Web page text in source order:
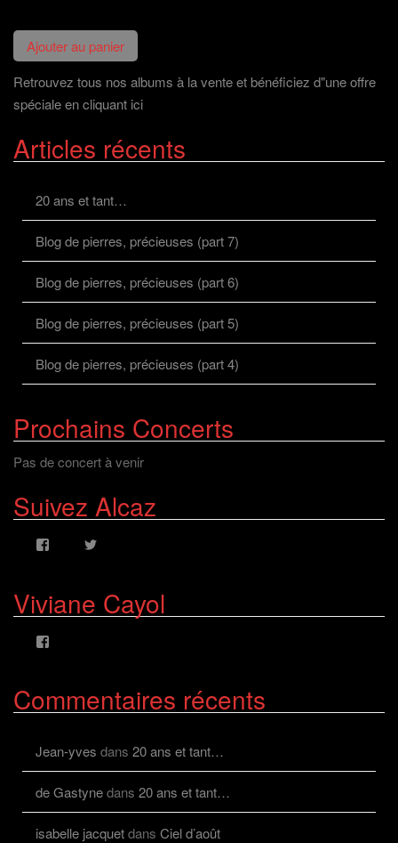
Retrouvez tous nos albums à la vente et bénéficiez d"une offre
spéciale en cliquant ici
Articles récents
20 ans et tant…
Blog de pierres, précieuses (part 7)
Blog de pierres, précieuses (part 6)
Blog de pierres, précieuses (part 5)
Blog de pierres, précieuses (part 4)
Prochains Concerts
Pas de concert à venir
Suivez Alcaz
AlcazFR
sur
Voir
alcazfr
sur
Viviane Cayol
viviane.cayolalcaz
sur
Commentaires récents
Jean-yves dans 20 ans et tant…
de Gastynedans 20 ans et tant…
isabelle jacquetdans Ciel d’août